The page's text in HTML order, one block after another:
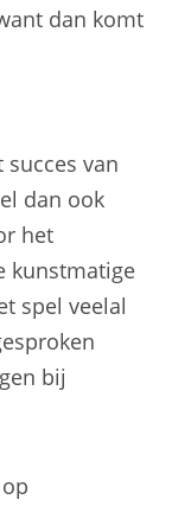
dan komt
van
dan ook
het
kunstmatige
spel veelal
bij